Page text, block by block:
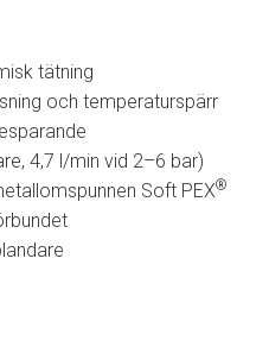
tätning
och temperaturspärr
4,7 l/min vid 2–6 bar)
Soft PEX®